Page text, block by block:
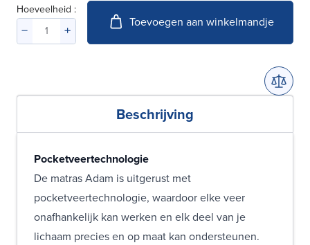
Hoeveelheid :
Toevoegen aan winkelmandje
Beschrijving
Pocketveertechnologie
De matras Adam is uitgerust met
pocketveertechnologie, waardoor elke veer
onafhankelijk kan werken en elk deel van je
lichaam precies en op maat kan ondersteunen.